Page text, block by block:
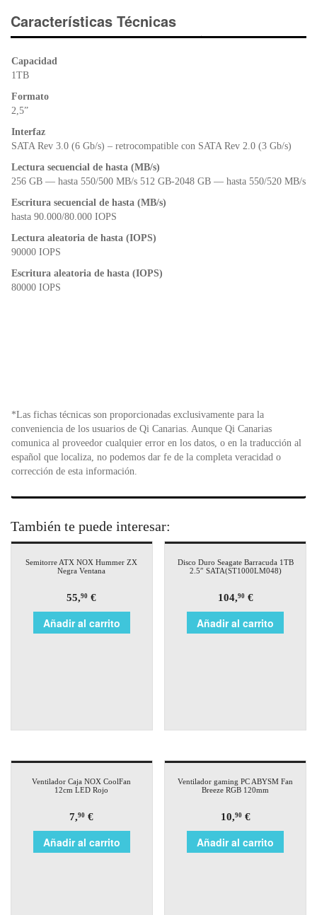
e
b
er s
A
ri
e
Características Técnicas
Capacidad
1TB
Formato
2,5”
Interfaz
SATA Rev 3.0 (6 Gb/s) – retrocompatible con SATA Rev 2.0 (3 Gb/s)
Lectura secuencial de hasta (MB/s)
256 GB — hasta 550/500 MB/s 512 GB-2048 GB — hasta 550/520 MB/s
Escritura secuencial de hasta (MB/s)
hasta 90.000/80.000 IOPS
Lectura aleatoria de hasta (IOPS)
90000 IOPS
Escritura aleatoria de hasta (IOPS)
80000 IOPS
*Las fichas técnicas son proporcionadas exclusivamente para la
conveniencia de los usuarios de Qi Canarias. Aunque Qi Canarias
comunica al proveedor cualquier error en los datos, o en la traducción al
español que localiza, no podemos dar fe de la completa veracidad o
corrección de esta información.
También te puede interesar:
Semitorre ATX NOX Hummer ZX
Negra Ventana
55,90 €
Añadir al carrito
Disco Duro Seagate Barracuda 1TB
2.5″ SATA(ST1000LM048)
104,90€
Añadir al carrito
Ventilador Caja NOX CoolFan
12cm LED Rojo
7,90 €
Añadir al carrito
Ventilador gaming PC ABYSM Fan
Breeze RGB 120mm
10,90€
Añadir al carrito